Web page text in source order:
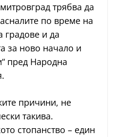
трябва да
по време на
градове и да
за ново начало и
пред Народна
причини, не
такива.
стопанство – един